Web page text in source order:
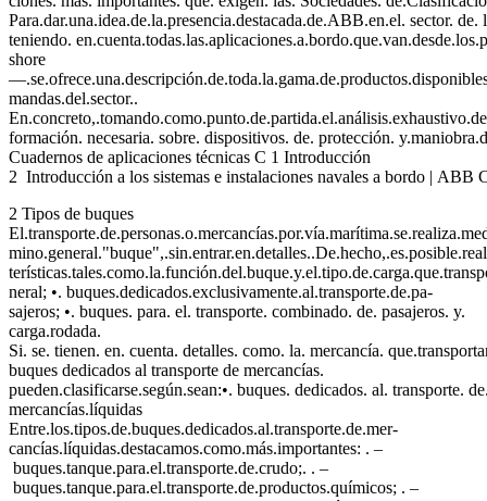
Para.dar.una.idea.de.la.presencia.destacada.de.ABB.en.el. sector.
teniendo.
shore
mandas.del.sector..
formación. necesaria. sobre. dispositivos. de. protección.
Cuadernos de aplicaciones técnicas C 1 Introducción
2 Introducción a los sistemas e instalaciones navales a bordo | ABB
2 Tipos de buques
neral; •. buques.dedicados.exclusivamente.al.transporte.de.pa-
sajeros; •. buques. para. el. transporte. combinado. de. pasajeros. y.
carga.rodada.
Si. se. tienen. en. cuenta. detalles. como. la. mercancía.
buques dedicados al transporte de mercancías.
pueden.clasificarse.según.sean:•. buques. dedicados. al. transporte.
mercancías.líquidas
Entre.los.tipos.de.buques.dedicados.al.transporte.de.mer-
cancías.líquidas.destacamos.como.más.importantes: . –
buques.tanque.para.el.transporte.de.crudo;. . –
buques.tanque.para.el.transporte.de.productos.químicos; . –